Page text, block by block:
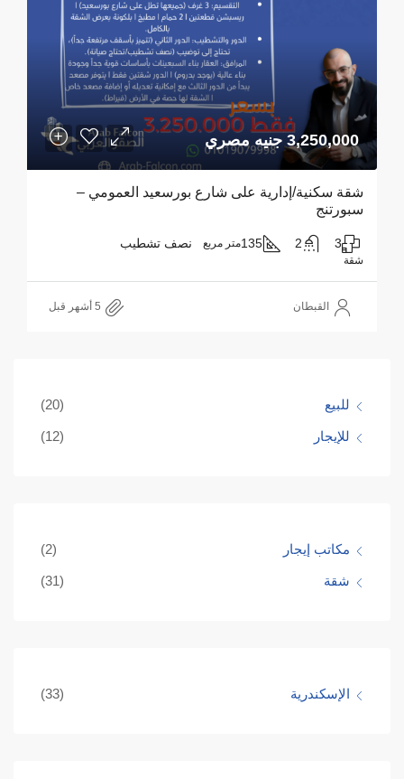
3,250,000 جنيه مصري
شقة سكنية/إدارية على شارع بورسعيد العمومي –
سبورتنج
3
2
135متر مربع نصف تشطيب
شقة
القبطان
للبيع (20)
للإيجار (12)
مكاتب إيجار (2)
شقة (31)
الإسكندرية (33)